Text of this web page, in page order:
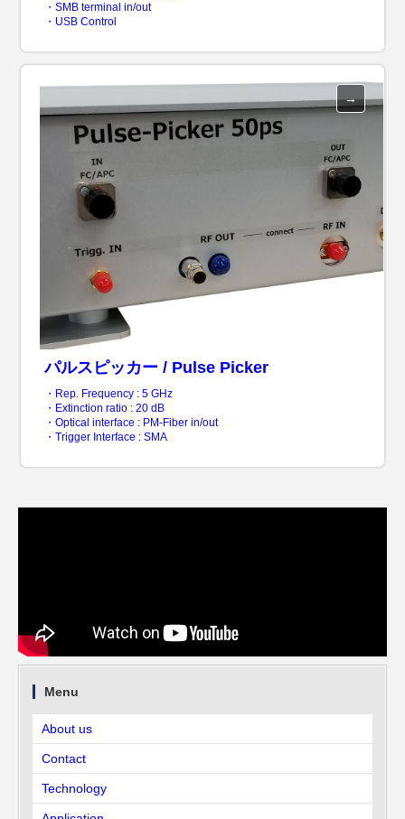
・SMB terminal in/out
・USB Control
パルスピッカー / Pulse Picker
・Rep. Frequency : 5 GHz
・Extinction ratio : 20 dB
・Optical interface : PM-Fiber in/out
・Trigger Interface : SMA
Menu
About us
Contact
Technology